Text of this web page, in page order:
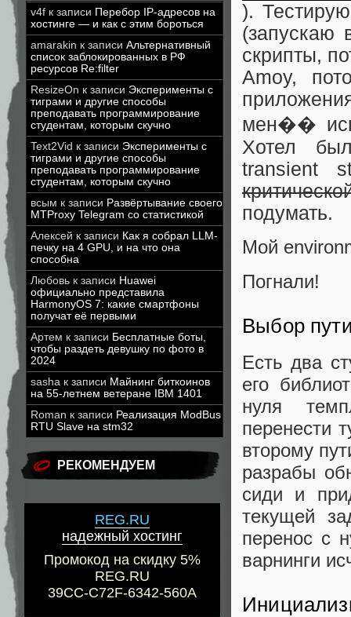
v4f к записи Перебор IP-адресов на
хостинге — и как с этим бороться
amarakin к записи Альтернативный
список заблокированных в РФ
ресурсов Re:filter
ResizeOn к записи Эксперименты с
тиграми и другие способы
преподавать программирование
студентам, которым скучно
Text2Vid к записи Эксперименты с
тиграми и другие способы
преподавать программирование
студентам, которым скучно
всым к записи Развёртывание своего
MTProxy Telegram со статистикой
Алексей к записи Как я собрал LLM-
печку на 4 GPU, и на что она
способна
Любовь к записи Huawei
официально представила
HarmonyOS 7: какие смартфоны
получат её первыми
Артем к записи Бесплатные боты,
чтобы раздеть девушку по фото в
2024
sasha к записи Майнинг биткоинов
на 55-летнем ветеране IBM 1401
Roman к записи Реализация ModBus
RTU Slave на stm32
РЕКОМЕНДУЕМ
REG.RU
надежный хостинг
Промокод на скидку 5%
REG.RU
39CC-C72F-6342-560A
).
(запускаю
скрипты,
Amoy,
мен��
Хотел
transient
подумать.
Мой
Погнали!
Выбор
Есть два
его
нуля
перенести
второму
разрабы
сиди и
текущей
перенос с
варнинги